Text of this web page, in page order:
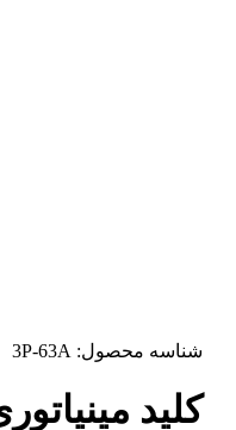
شناسه محصول: 3P-63A
کلید مینیاتوری سه پل 63